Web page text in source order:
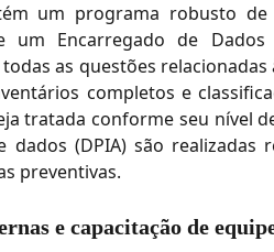
um programa robusto
um Encarregado de
as questões relacionadas
completos e
tratada conforme seu nível
dados (DPIA) são realizadas
preventivas.
e capacitação de